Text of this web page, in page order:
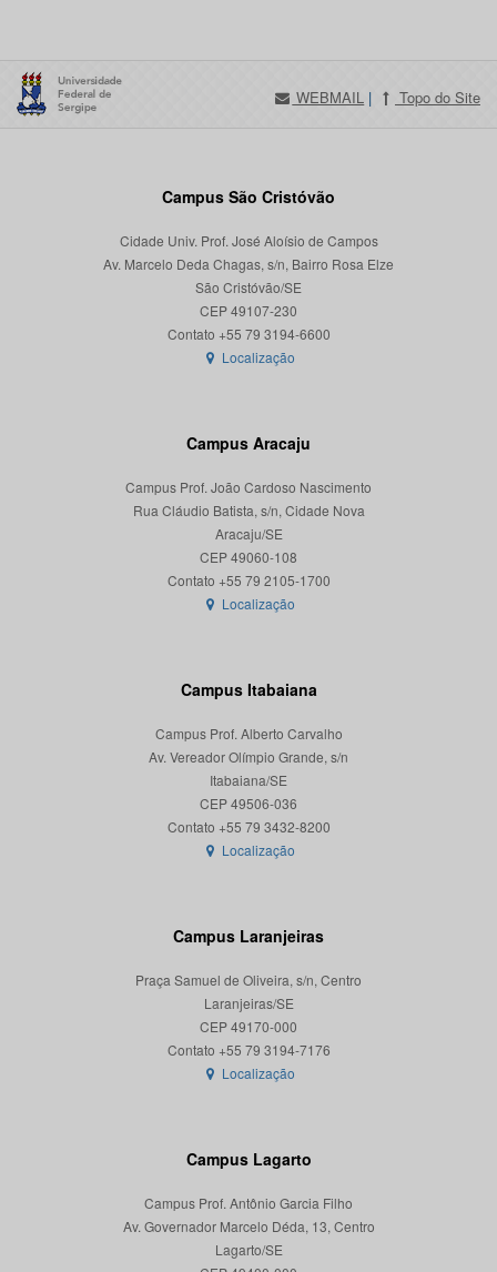
WEBMAIL | Topo do Site
Campus São Cristóvão
Cidade Univ. Prof. José Aloísio de Campos
Av. Marcelo Deda Chagas, s/n, Bairro Rosa Elze
São Cristóvão/SE
CEP 49107-230
Localização
Campus Aracaju
Campus Prof. João Cardoso Nascimento
Rua Cláudio Batista, s/n, Cidade Nova
Aracaju/SE
CEP 49060-108
Localização
Campus Itabaiana
Campus Prof. Alberto Carvalho
Av. Vereador Olímpio Grande, s/n
Itabaiana/SE
CEP 49506-036
Localização
Campus Laranjeiras
Praça Samuel de Oliveira, s/n, Centro
Laranjeiras/SE
CEP 49170-000
Localização
Campus Lagarto
Campus Prof. Antônio Garcia Filho
Av. Governador Marcelo Déda, 13, Centro
Lagarto/SE